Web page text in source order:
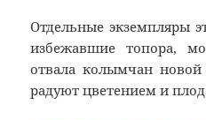
Отдельные экземпляры
избежавшие топора,
отвала колымчан
радуют цветением и